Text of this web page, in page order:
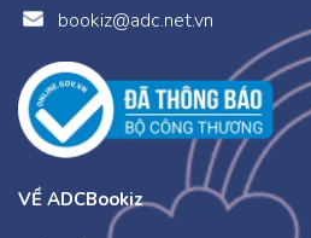
bookiz@adc.net.vn
VỀ ADCBookiz